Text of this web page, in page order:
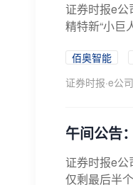
证券时报e公
精特新“小巨
佰奥智能
证券时报·e公司
午间公告
证券时报e公
仅剩最后半